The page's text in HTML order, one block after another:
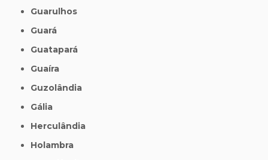
Guarulhos
Guará
Guatapará
Guaíra
Guzolândia
Gália
Herculândia
Holambra